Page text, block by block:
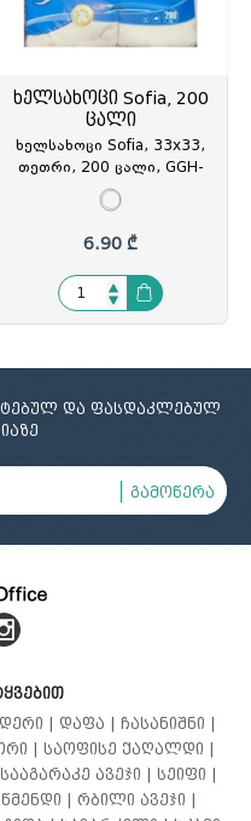
ხელსახოცი Sofia, 200
ცალი
ხელსახოცი Sofia, 33x33,
თეთრი, 200 ცალი, GGH-
991031
6.90 ₾
და ფასდაკლებულ
გამოწერა
| დაფა | ჩასანიშნი |
| საოფისე ქაღალდი |
სააგარაკე ავეჯი | სეიფი |
| რბილი ავეჯი |